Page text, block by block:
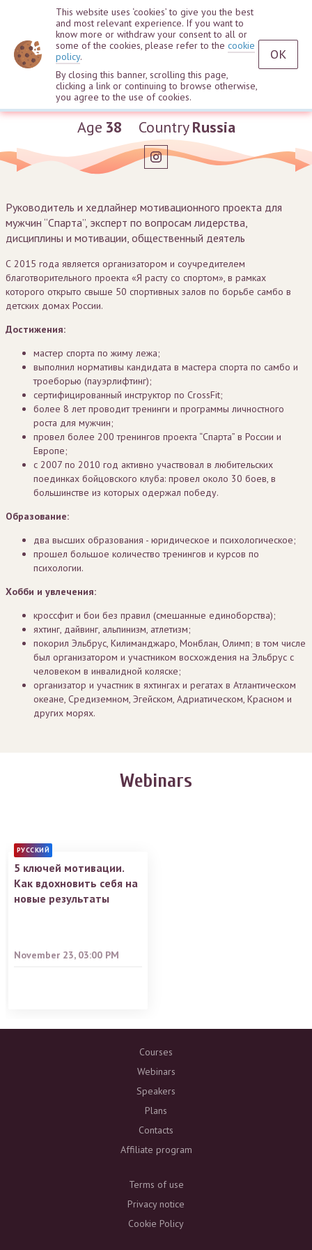
Anton Rudanov
Age 38 CountryRussia
Руководитель и хедлайнер мотивационного проекта для
мужчин “Спарта”, эксперт по вопросам лидерства,
дисциплины и мотивации, общественный деятель
С 2015 года является организатором и соучредителем
благотворительного проекта «Я расту со спортом», в рамках
которого открыто свыше 50 спортивных залов по борьбе самбо в
детских домах России.
Достижения:
мастер спорта по жиму лежа;
выполнил нормативы кандидата в мастера спорта по самбо и
троеборью (пауэрлифтинг);
сертифицированный инструктор по CrossFit;
более 8 лет проводит тренинги и программы личностного
роста для мужчин;
провел более 200 тренингов проекта “Спарта” в России и
Европе;
с 2007 по 2010 год активно участвовал в любительских
поединках бойцовского клуба: провел около 30 боев, в
большинстве из которых одержал победу.
Образование:
два высших образования - юридическое и психологическое;
прошел большое количество тренингов и курсов по
психологии.
Хобби и увлечения:
кроссфит и бои без правил (смешанные единоборства);
яхтинг, дайвинг, альпинизм, атлетизм;
покорил Эльбрус, Килиманджаро, Монблан, Олимп; в том числе
был организатором и участником восхождения на Эльбрус с
человеком в инвалидной коляске;
организатор и участник в яхтингах и регатах в Атлантическом
океане, Средиземном, Эгейском, Адриатическом, Красном и
других морях.
Webinars
РУССКИЙ
5 ключей мотивации.
Как вдохновить себя на
новые результаты
November 23, 03:00 PM
Courses
Webinars
Speakers
Plans
Contacts
Affiliate program
Terms of use
Privacy notice
Cookie Policy
This website uses ‘cookies’ to give you the best
and most relevant experience. If you want to
know more or withdraw your consent to all or
some of the cookies, please refer to the cookie
policy.
By closing this banner, scrolling this page,
clicking a link or continuing to browse otherwise,
you agree to the use of cookies.
OK